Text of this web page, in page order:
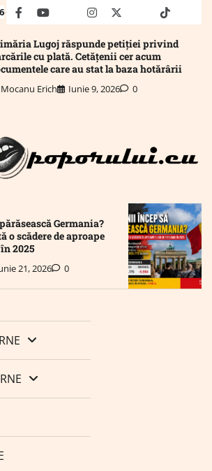
facebookyoutubeMailinstagram
twitter truthtiktok
Lugoj răspunde petiției privind
cu plată. Cetățenii cer acum
care au stat la baza hotărârii
Mocanu Erich Iunie 9, 2026 0
Germania?
o scădere de aproape
2025
21, 2026 0